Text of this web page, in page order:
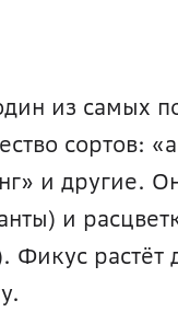
из самых
сортов:
и другие.
и
растёт